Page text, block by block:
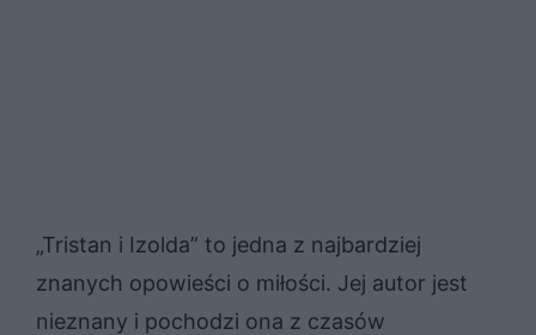
„Tristan i Izolda” to jedna z najbardziej
znanych opowieści o miłości. Jej autor jest
nieznany i pochodzi ona z czasów